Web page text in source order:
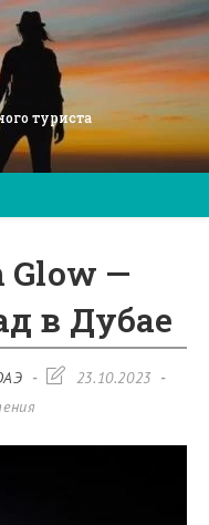
туриста
Glow —
в Дубае
Запись23.10.2023